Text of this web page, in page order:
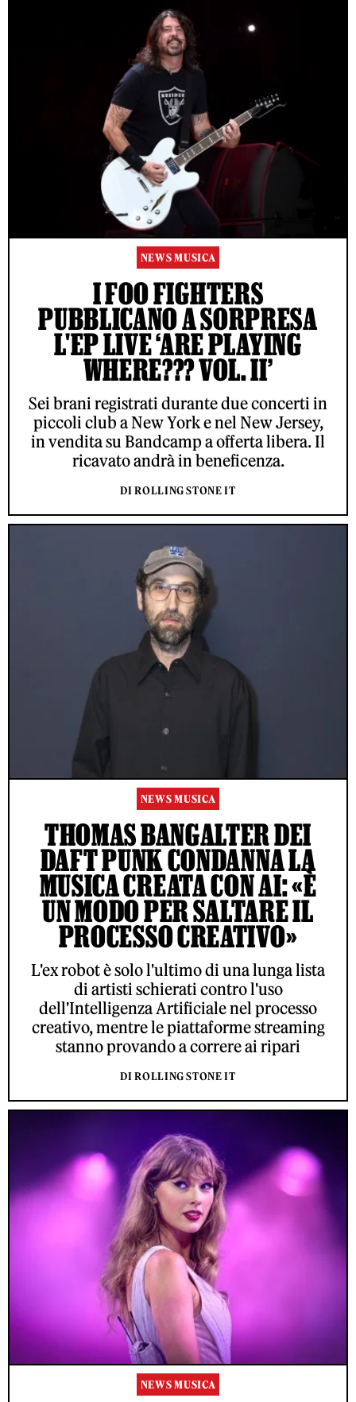
NEWS MUSICA
I FOO FIGHTERS
PUBBLICANO A SORPRESA
L'EP LIVE ‘ARE PLAYING
WHERE??? VOL. II’
Sei brani registrati durante due concerti in
piccoli club a New York e nel New Jersey,
in vendita su Bandcamp a offerta libera. Il
ricavato andrà in beneficenza.
DI ROLLING STONE IT
NEWS MUSICA
THOMAS BANGALTER DEI
DAFT PUNK CONDANNA LA
MUSICA CREATA CON AI: «È
UN MODO PER SALTARE IL
PROCESSO CREATIVO»
L'ex robot è solo l'ultimo di una lunga lista
di artisti schierati contro l'uso
dell'Intelligenza Artificiale nel processo
creativo, mentre le piattaforme streaming
stanno provando a correre ai ripari
DI ROLLING STONE IT
NEWS MUSICA